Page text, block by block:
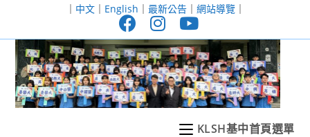
至
｜ 中文｜ English ｜ 最新公告｜ 網站導覽｜
KLSH基中首頁選單